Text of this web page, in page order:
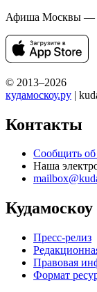
Афиша Москвы —
© 2013–2026
кудамоскоу.ру |
Контакты
Сообщить
Наша
Кудамоскоу
Пресс-релиз
Правовая
Формат